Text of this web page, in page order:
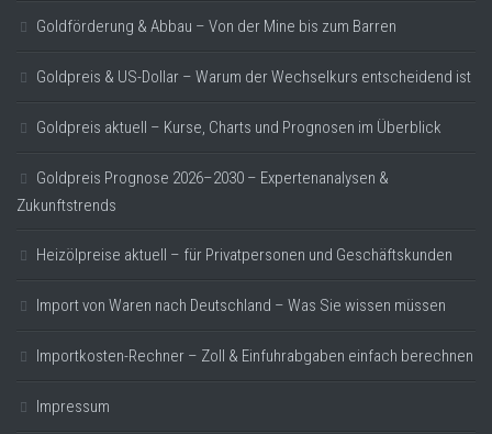
Goldförderung & Abbau – Von der Mine bis zum Barren
Goldpreis & US-Dollar – Warum der Wechselkurs entscheidend ist
Goldpreis aktuell – Kurse, Charts und Prognosen im Überblick
Goldpreis Prognose 2026–2030 – Expertenanalysen &
Zukunftstrends
Heizölpreise aktuell – für Privatpersonen und Geschäftskunden
Import von Waren nach Deutschland – Was Sie wissen müssen
Importkosten-Rechner – Zoll & Einfuhrabgaben einfach berechnen
Impressum